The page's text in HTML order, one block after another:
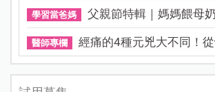
學習當爸媽 父親節特輯｜媽媽餵母
醫師專欄 經痛的4種元兇大不同！從